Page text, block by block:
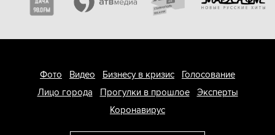
Фото Видео Бизнесу в кризис
Голосование
Лицо города
Прогулки в прошлое
Эксперты
Коронавирус